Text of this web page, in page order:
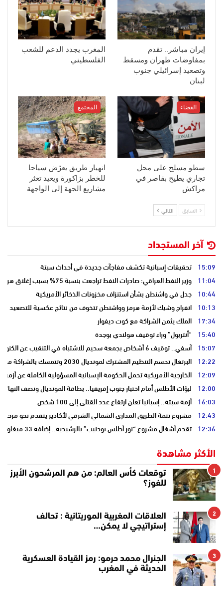
إيران مباشر.. تقدم
بمفاوضات طهران ومسقط
وتصعيد إسرائيلي جنوب
لبنان
المغرب يجدد الدعم للشعب
الفلسطيني
القضاء
سطو مسلح على محل
تجاري يطيح بقاصر في
مراكش
المجتمع
انهيار طريق يعرّض سياحا
للخطر بزاكورة ويعيد تعثر
مشاريع الجهة إلى الواجهة
السابق التالي
آخر المستجداد
15:09 تحقيقات إسبانية تكشف مفاجآت جديدة في أحداث سبتة
11:04 وزير النفط العراقي: صادرات النفط تراجعت بنسبة 75% بسبب إغلاق هرمز
10:44 جدل في واشنطن بشأن استنزاف مخزونات الذخائر الأمريكية
10:13 انفراج وشيك لأزمة هرمز وواشنطن تتخوف من نتائج عكسية للتصعيد
17:34 الملك يثمن الشراكة مع كوت ديفوار
15:40 “أنتربول” وراء توقيف هولندي بوجدة
15:07 آسفي.. توقيف 6 أشخاص بجمعة سحيم للاشتباه في التنقيب عن الكنوز .
12:22 البرتغال تحسم التنظيم المشترك لمونديال 2030 وتتمسك بالشراكة مع المغرب وإسبانيا
12:09 الخارجية الأمريكية تحمل الحكومة الإسبانية المسؤولية الكاملة عن أزمة
12:00 لبؤات الأطلس أمام اختبار جنوب إفريقيا.. بطاقة المونديال ونصف
16:03 أزمة سبتة.. إسبانيا تعلن ارتفاع عدد القتلى إلى 100 شخص
12:43 مشروع تتمة الطريق المداري الشمالي الشرقي لأكادير يتقدم نحو مرحلة
12:36 تقدم أشغال مشروع “نور أطلس بودنيب” بالرشيدية.. إضافة 33 ميغاوات إلى الشبكة الوطنية
الأكثر مشاهدة
1
توقعات كأس العالم: من هم المرشحون الأبرز
للفوز؟
2
العلاقات المغربية الموريتانية : تحالف
إستراتيجي لا يمكن…
3
الجنرال محمد حرمو: رمز القيادة العسكرية
الحديثة في المغرب